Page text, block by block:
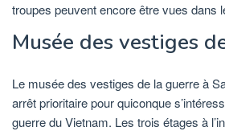
troupes peuvent encore être vues dans
Musée des vestiges
Le musée des vestiges de la guerre à
arrêt prioritaire pour quiconque
guerre du Vietnam. Les trois étages à